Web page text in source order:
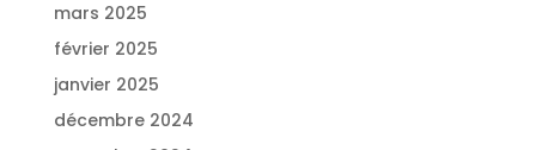
mars 2025
février 2025
janvier 2025
décembre 2024